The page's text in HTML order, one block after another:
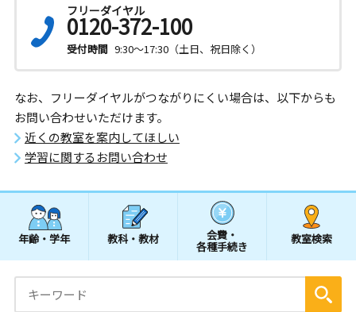
フリーダイヤル
0120-372-100
受付時間 9:30～17:30（土日、祝日除く）
なお、フリーダイヤルがつながりにくい場合は、以下からも
お問い合わせいただけます。
近くの教室を案内してほしい
学習に関するお問い合わせ
年齢・学年 教科・教材 会費・
各種手続き
教室検索